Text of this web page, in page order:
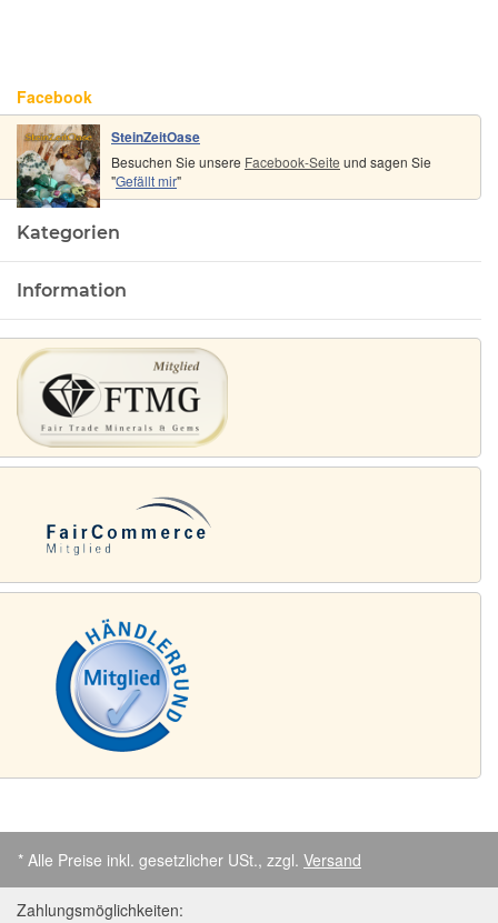
Facebook
SteinZeitOase
Besuchen Sie unsere Facebook-Seite und sagen Sie
"Gefällt mir"
Kategorien
Information
* Alle Preise inkl. gesetzlicher USt., zzgl. Versand
Zahlungsmöglichkeiten: